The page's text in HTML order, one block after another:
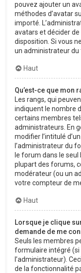
pouvez ajouter un
méthodes d’avatar
importé.
avatars et décider
disposition. Si vous
un administrateur du
Haut
Qu’est-ce que mon
Les rangs, qui
indiquent le nombre
certains membres
administrateurs. En
modifier l’intitulé
l’administrateur du
le forum dans le seul
plupart des forums,
modérateur (ou un
votre compteur de
Haut
Lorsque je clique
demande de me
Seuls les membres
formulaire intégré
l’administrateur).
de la fonctionnalité